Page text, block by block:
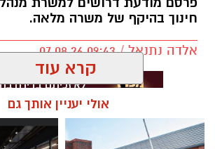
חינוך בהיקף של משרה מלאה.
אלדה נתנאל / 09:43 07.08.26
קרא עוד
אולי יעניין אותך גם